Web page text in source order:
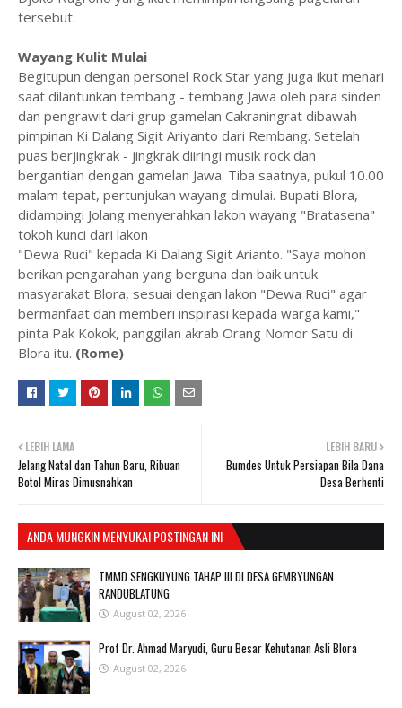
tersebut.
Wayang Kulit Mulai
Begitupun dengan personel Rock Star yang juga ikut menari
saat dilantunkan tembang - tembang Jawa oleh para sinden
dan pengrawit dari grup gamelan Cakraningrat dibawah
pimpinan Ki Dalang Sigit Ariyanto dari Rembang. Setelah
puas berjingkrak - jingkrak diiringi musik rock dan
bergantian dengan gamelan Jawa. Tiba saatnya, pukul 10.00
malam tepat, pertunjukan wayang dimulai. Bupati Blora,
didampingi Jolang menyerahkan lakon wayang "Bratasena"
tokoh kunci dari lakon
"Dewa Ruci" kepada Ki Dalang Sigit Arianto. "Saya mohon
berikan pengarahan yang berguna dan baik untuk
masyarakat Blora, sesuai dengan lakon "Dewa Ruci" agar
bermanfaat dan memberi inspirasi kepada warga kami,"
pinta Pak Kokok, panggilan akrab Orang Nomor Satu di
Blora itu. (Rome)
LEBIH BARU
Bumdes Untuk Persiapan Bila Dana
Desa Berhenti
LEBIH LAMA
Jelang Natal dan Tahun Baru, Ribuan
Botol Miras Dimusnahkan
ANDA MUNGKIN MENYUKAI POSTINGAN INI
TMMD SENGKUYUNG TAHAP III DI DESA GEMBYUNGAN
RANDUBLATUNG
August 02, 2026
Prof Dr. Ahmad Maryudi, Guru Besar Kehutanan Asli Blora
August 02, 2026